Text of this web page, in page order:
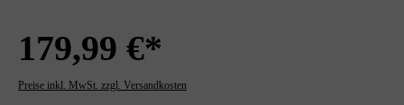
179,99 €*
Preise inkl. MwSt. zzgl. Versandkosten